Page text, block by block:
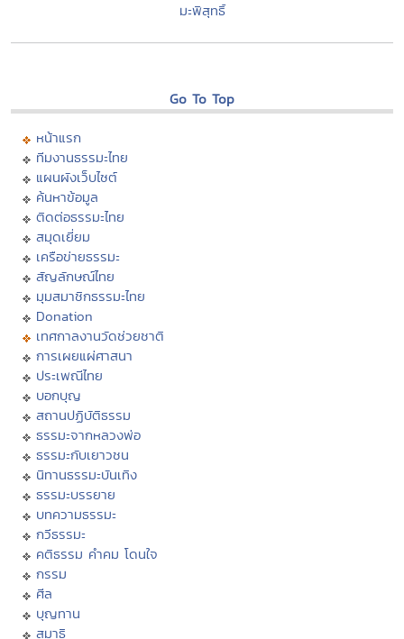
มะพิสุทธิ์
Go To Top
หน้าแรก
ทีมงานธรรมะไทย
แผนผังเว็บไซต์
ค้นหาข้อมูล
ติดต่อธรรมะไทย
สมุดเยี่ยม
เครือข่ายธรรมะ
สัญลักษณ์ไทย
มุมสมาชิกธรรมะไทย
Donation
เทศกาลงานวัดช่วยชาติ
การเผยแผ่ศาสนา
ประเพณีไทย
บอกบุญ
สถานปฏิบัติธรรม
ธรรมะจากหลวงพ่อ
ธรรมะกับเยาวชน
นิทานธรรมะบันเทิง
ธรรมะบรรยาย
บทความธรรมะ
กวีธรรมะ
คติธรรม คำคม โดนใจ
กรรม
ศีล
บุญทาน
สมาธิ